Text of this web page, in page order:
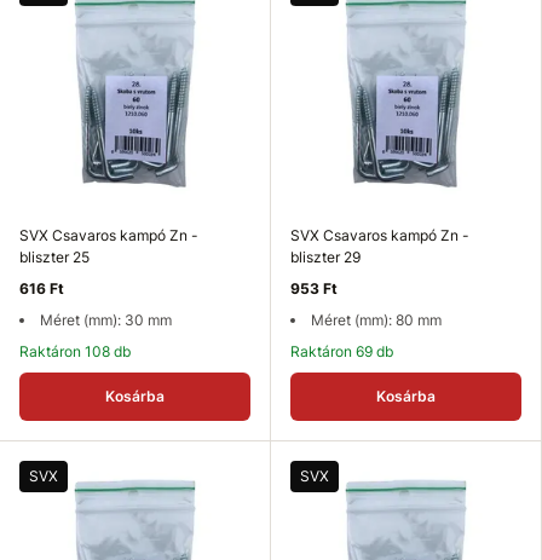
SVX Csavaros kampó Zn -
bliszter 25
616 Ft
Méret (mm): 30 mm
Raktáron 108 db
Kosárba
SVX Csavaros kampó Zn -
bliszter 29
953 Ft
Méret (mm): 80 mm
Raktáron 69 db
Kosárba
SVX SVX